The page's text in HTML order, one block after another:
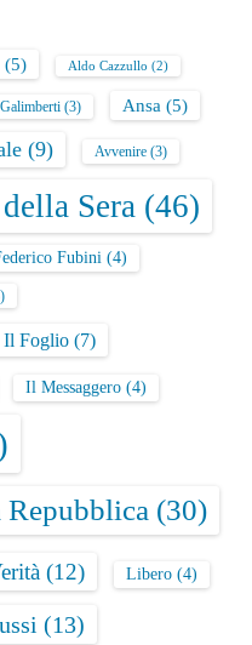
(5) Aldo Cazzullo (2)
(3) Ansa (5)
(9) Avvenire (3)
Sera (46)
Fubini (4)
Il Foglio (7)
Il Messaggero (4)
Repubblica (30)
(12) Libero (4)
(13)